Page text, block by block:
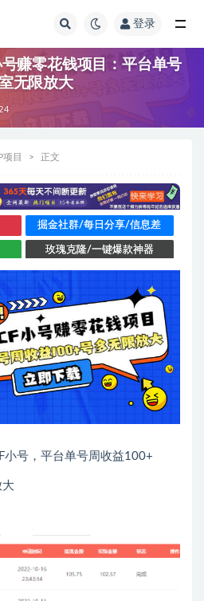
登录
号赚零花钱项目：平台单号
无限放大
项目 正文
掘金社群/每日分享/信息差
玫瑰克隆/一键爆款神器
小号，平台单号周收益100+